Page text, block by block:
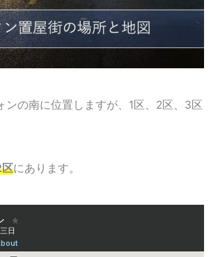
ンの南に位置しますが、1区、2区、3区
にあります。